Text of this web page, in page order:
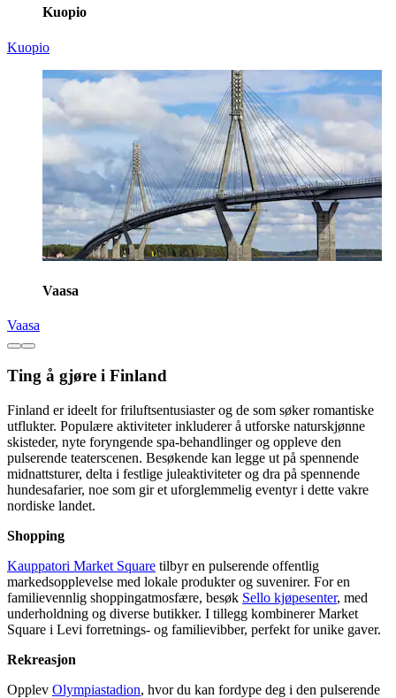
Kuopio
Kuopio
Vaasa
Vaasa
Ting å gjøre i Finland
Finland er ideelt for friluftsentusiaster og de som søker romantiske
utflukter. Populære aktiviteter inkluderer å utforske naturskjønne
skisteder, nyte foryngende spa-behandlinger og oppleve den
pulserende teaterscenen. Besøkende kan legge ut på spennende
midnattsturer, delta i festlige juleaktiviteter og dra på spennende
hundesafarier, noe som gir et uforglemmelig eventyr i dette vakre
nordiske landet.
Shopping
Kauppatori Market Square tilbyr en pulserende offentlig
markedsopplevelse med lokale produkter og suvenirer. For en
familievennlig shoppingatmosfære, besøk Sello kjøpesenter, med
underholdning og diverse butikker. I tillegg kombinerer Market
Square i Levi forretnings- og familievibber, perfekt for unike gaver.
Rekreasjon
Opplev Olympiastadion, hvor du kan fordype deg i den pulserende